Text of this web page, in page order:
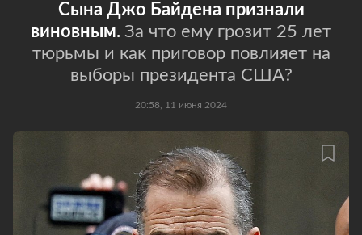
Сына Джо Байдена признали
виновным. За что ему грозит 25 лет
тюрьмы и как приговор повлияет на
выборы президента США?
20:58, 11 июня 2024